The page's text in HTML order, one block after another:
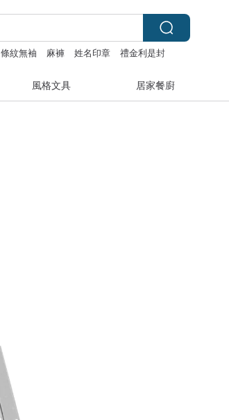
條紋無袖 麻褲 姓名印章 禮金利是封
風格文具 居家餐廚